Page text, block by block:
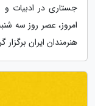
جستاری در ادبیات و
امروز، عصر روز سه
هنرمندان ایران برگزار